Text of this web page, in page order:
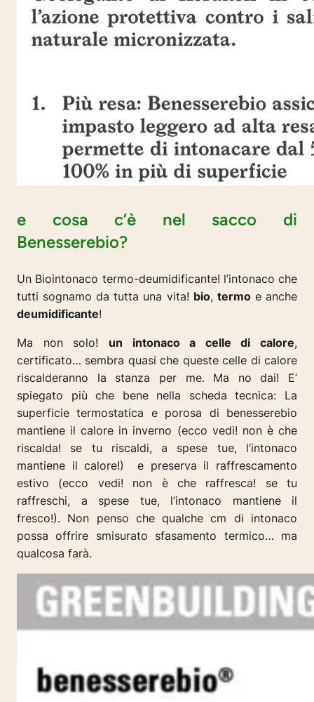
e cosa c’è nel sacco di
Benesserebio?
Un Biointonaco termo-deumidificante! l’intonaco che
tutti sognamo da tutta una vita! bio, termoe anche
deumidificante!
Ma non solo! un intonaco a celle di calore,
certificato… sembra quasi che queste celle di calore
riscalderanno la stanza per me. Ma no dai! E’
spiegato più che bene nella scheda tecnica: La
superficie termostatica e porosa di benesserebio
mantiene il calore in inverno (ecco vedi! non è che
riscalda! se tu riscaldi, a spese tue, l’intonaco
mantiene il calore!) e preserva il raffrescamento
estivo (ecco vedi! non è che raffresca! se tu
raffreschi, a spese tue, l’intonaco mantiene il
fresco!). Non penso che qualche cm di intonaco
possa offrire smisurato sfasamento termico… ma
qualcosa farà.